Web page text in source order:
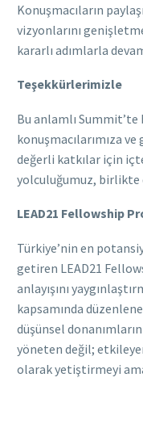
Konuşmacıların
vizyonlarını
kararlı adımlarla
Teşekkürlerimizle
Bu anlamlı
konuşmacılarımıza
değerli katkılar için
yolculuğumuz, birlikte
LEAD21 Fellowship
Türkiye’nin en
getiren LEAD21
anlayışını
kapsamında
düşünsel
yöneten değil;
olarak yetiştirmeyi